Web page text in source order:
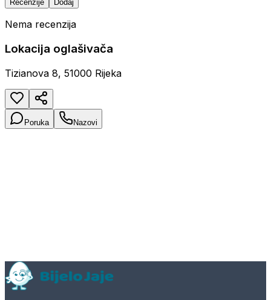
Recenzije Dodaj
Nema recenzija
Lokacija oglašivača
Tizianova 8, 51000 Rijeka
Poruka Nazovi